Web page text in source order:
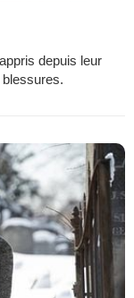
depuis leur